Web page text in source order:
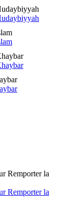
Remporter la
Remporter la